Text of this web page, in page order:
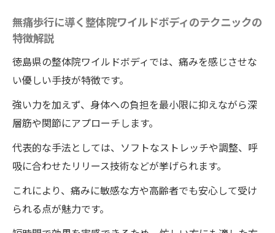
の健康と歩行の実現
向きな一歩の踏み出し方
無痛歩行に導く整体院ワイルドボディのテクニックの
特徴解説
徳島県の整体院ワイルドボディでは、痛みを感じさせな
い優しい手技が特徴です。
強い力を加えず、身体への負担を最小限に抑えながら深
層筋や関節にアプローチします。
代表的な手法としては、ソフトなストレッチや調整、呼
吸に合わせたリリース技術などが挙げられます。
これにより、痛みに敏感な方や高齢者でも安心して受け
られる点が魅力です。